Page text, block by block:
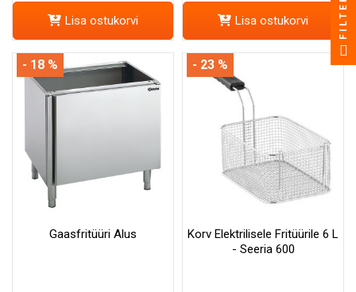
Lisa ostukorvi Lisa ostukorvi
Gaasfritüüri Alus
- 18 %
Korv Elektrilisele Fritüürile 6 L
- Seeria 600
- 23 %
FILTER